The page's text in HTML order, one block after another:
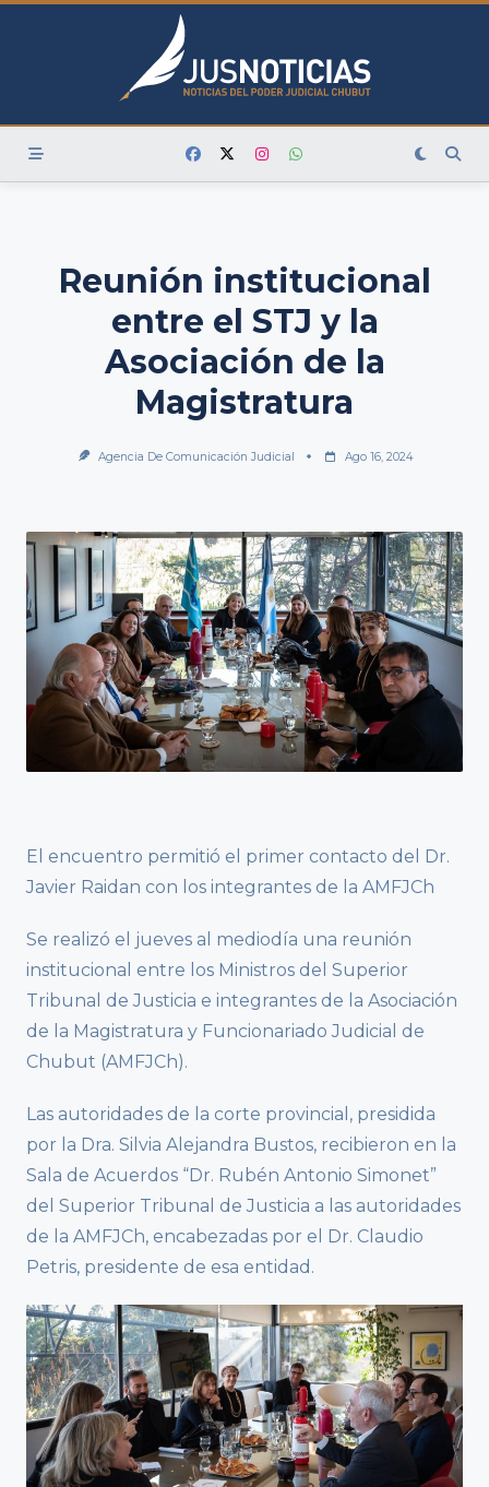
Skip
Reunión institucional
entre el STJ y la
Asociación de la
Magistratura
Agencia De Comunicación Judicial Ago 16, 2024
El encuentro permitió el primer contacto del Dr.
Javier Raidan con los integrantes de la AMFJCh
Se realizó el jueves al mediodía una reunión
institucional entre los Ministros del Superior
Tribunal de Justicia e integrantes de la Asociación
de la Magistratura y Funcionariado Judicial de
Chubut (AMFJCh).
Las autoridades de la corte provincial, presidida
por la Dra. Silvia Alejandra Bustos, recibieron en la
Sala de Acuerdos “Dr. Rubén Antonio Simonet”
del Superior Tribunal de Justicia a las autoridades
de la AMFJCh, encabezadas por el Dr. Claudio
Petris, presidente de esa entidad.